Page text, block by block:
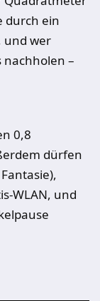
durch ein
und wer
nachholen –
0,8
dürfen
WLAN, und